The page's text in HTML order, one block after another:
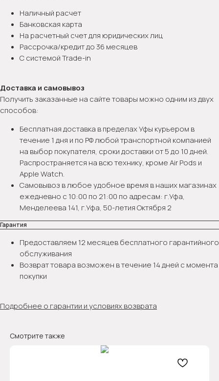
Наличный расчет
Банковская карта
На расчетный счет для юридических лиц
Рассрочка/кредит до 36 месяцев
С системой Trade-in
Доставка и самовывоз
Получить заказанные на сайте товары можно одним из двух
способов:
Бесплатная доставка в пределах Уфы курьером в
течение 1 дня и по РФ любой транспортной компанией
на выбор покупателя, сроки доставки от 5 до 10 дней.
Распространяется на всю технику, кроме Air Pods и
Apple Watch.
Самовывоз в любое удобное время в наших магазинах
ежедневно с 10:00 по 21:00 по адресам: г.Уфа,
Менделеева 141, г.Уфа, 50-летия Октября 2
Гарантия
Предоставляем 12 месяцев бесплатного гарантийного
обслуживания
Возврат товара возможен в течение 14 дней с момента
покупки
Подробнее о гарантии и условиях возврата
Смотрите также